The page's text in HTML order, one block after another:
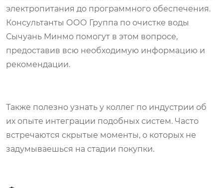
электропитания до программного обеспечения.
Консультанты ООО Группа по очистке воды
Сычуань Минмо помогут в этом вопросе,
предоставив всю необходимую информацию и
рекомендации.
Также полезно узнать у коллег по индустрии об
их опыте интеграции подобных систем. Часто
встречаются скрытые моменты, о которых не
задумываешься на стадии покупки.